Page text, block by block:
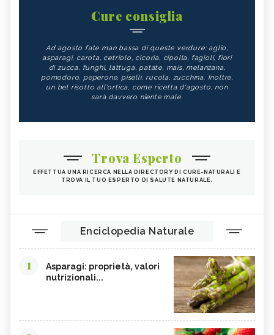
Cure consiglia
Ad agosto fate man bassa di queste verdure: aglio,
asparagi, carota, cetriolo, cicoria, cipolla, fagioli, fiori
di zucca, funghi, lattuga, patate, mais, melanzana,
pomodoro, peperone, piselli, rucola, zucchina. Inoltre,
un bel risotto all'ortica, come ricetta d'agosto, non
sarà davvero niente male.
Trova Esperto
EFFETTUA UNA RICERCA NELLA DIRECTORY DI CURE-NATURALI E
TROVA IL TUO ESPERTO DI SALUTE NATURALE.
Enciclopedia Naturale
1
Asparagi: proprietà, valori
nutrizionali...